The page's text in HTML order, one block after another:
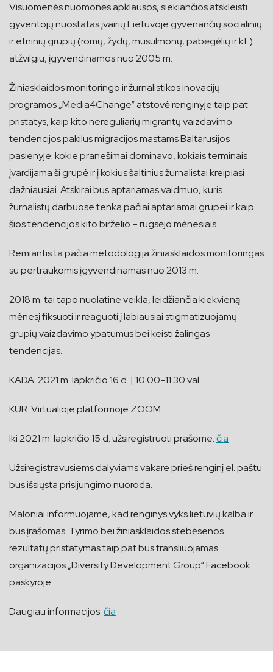
Visuomenės nuomonės apklausos, siekiančios atskleisti
gyventojų nuostatas įvairių Lietuvoje gyvenančių socialinių
ir etninių grupių (romų, žydų, musulmonų, pabėgėlių ir kt.)
atžvilgiu, įgyvendinamos nuo 2005 m.
Žiniasklaidos monitoringo ir žurnalistikos inovacijų
programos „Media4Change“ atstovė renginyje taip pat
pristatys, kaip kito nereguliarių migrantų vaizdavimo
tendencijos pakilus migracijos mastams Baltarusijos
pasienyje: kokie pranešimai dominavo, kokiais terminais
įvardijama ši grupė ir į kokius šaltinius žurnalistai kreipiasi
dažniausiai. Atskirai bus aptariamas vaidmuo, kuris
žurnalistų darbuose tenka pačiai aptariamai grupei ir kaip
šios tendencijos kito birželio – rugsėjo mėnesiais.
Remiantis ta pačia metodologija žiniasklaidos monitoringas
su pertraukomis įgyvendinamas nuo 2013 m.
2018 m. tai tapo nuolatine veikla, leidžiančia kiekvieną
mėnesį fiksuoti ir reaguoti į labiausiai stigmatizuojamų
grupių vaizdavimo ypatumus bei keisti žalingas
tendencijas.
KADA: 2021 m. lapkričio 16 d. | 10:00-11:30 val.
KUR: Virtualioje platformoje ZOOM
Iki 2021 m. lapkričio 15 d. užsiregistruoti prašome:čia
Užsiregistravusiems dalyviams vakare prieš renginį el. paštu
bus išsiųsta prisijungimo nuoroda.
Maloniai informuojame, kad renginys vyks lietuvių kalba ir
bus įrašomas. Tyrimo bei žiniasklaidos stebėsenos
rezultatų pristatymas taip pat bus transliuojamas
organizacijos „Diversity Development Group“ Facebook
paskyroje.
Daugiau informacijos:čia